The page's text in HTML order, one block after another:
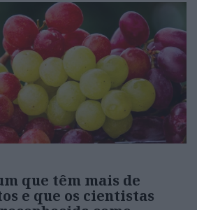
que têm mais de
e que os cientistas